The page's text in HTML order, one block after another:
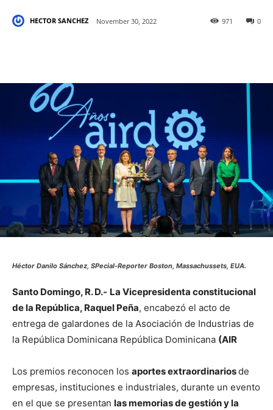
HECTOR SANCHEZ November 30, 2022 0
971
Héctor Danilo Sánchez, SPecial-Reporter Boston, Massachussets, EUA.
Santo Domingo, R. D.- La Vicepresidenta constitucional
de la República, Raquel Peña, encabezó el acto de
entrega de galardones de la Asociación de Industrias de
la República Dominicana República Dominicana (AIR
Los premios reconocen los aportes extraordinariosde
empresas, instituciones e industriales, durante un evento
en el que se presentan las memorias de gestión y la